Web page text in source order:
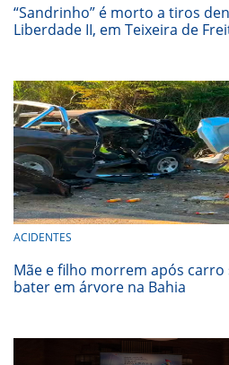
“Sandrinho” é morto a tiros
Liberdade II, em Teixeira de
ACIDENTES
Mãe e filho morrem após
bater em árvore na Bahia